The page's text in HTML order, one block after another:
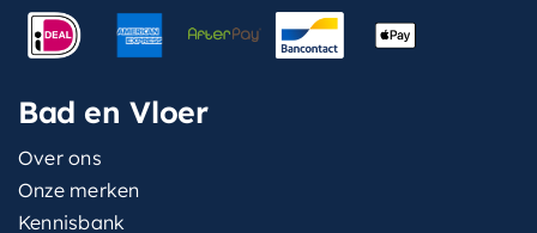
Bad en Vloer
Over ons
Onze merken
Kennisbank